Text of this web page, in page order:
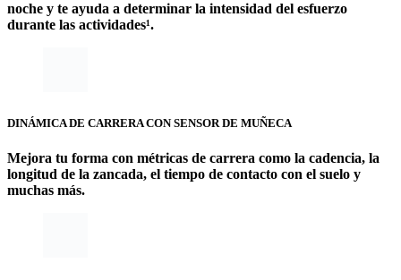
noche y te ayuda a determinar la intensidad del esfuerzo
durante las actividades¹.
DINÁMICA DE CARRERA CON SENSOR DE MUÑECA
Mejora tu forma con métricas de carrera como la cadencia, la
longitud de la zancada, el tiempo de contacto con el suelo y
muchas más.